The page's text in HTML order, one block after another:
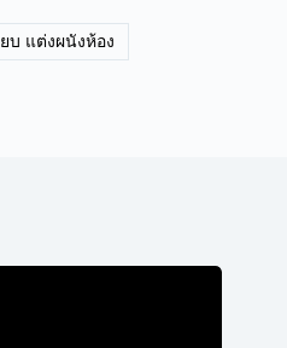
บ แต่งผนังห้อง